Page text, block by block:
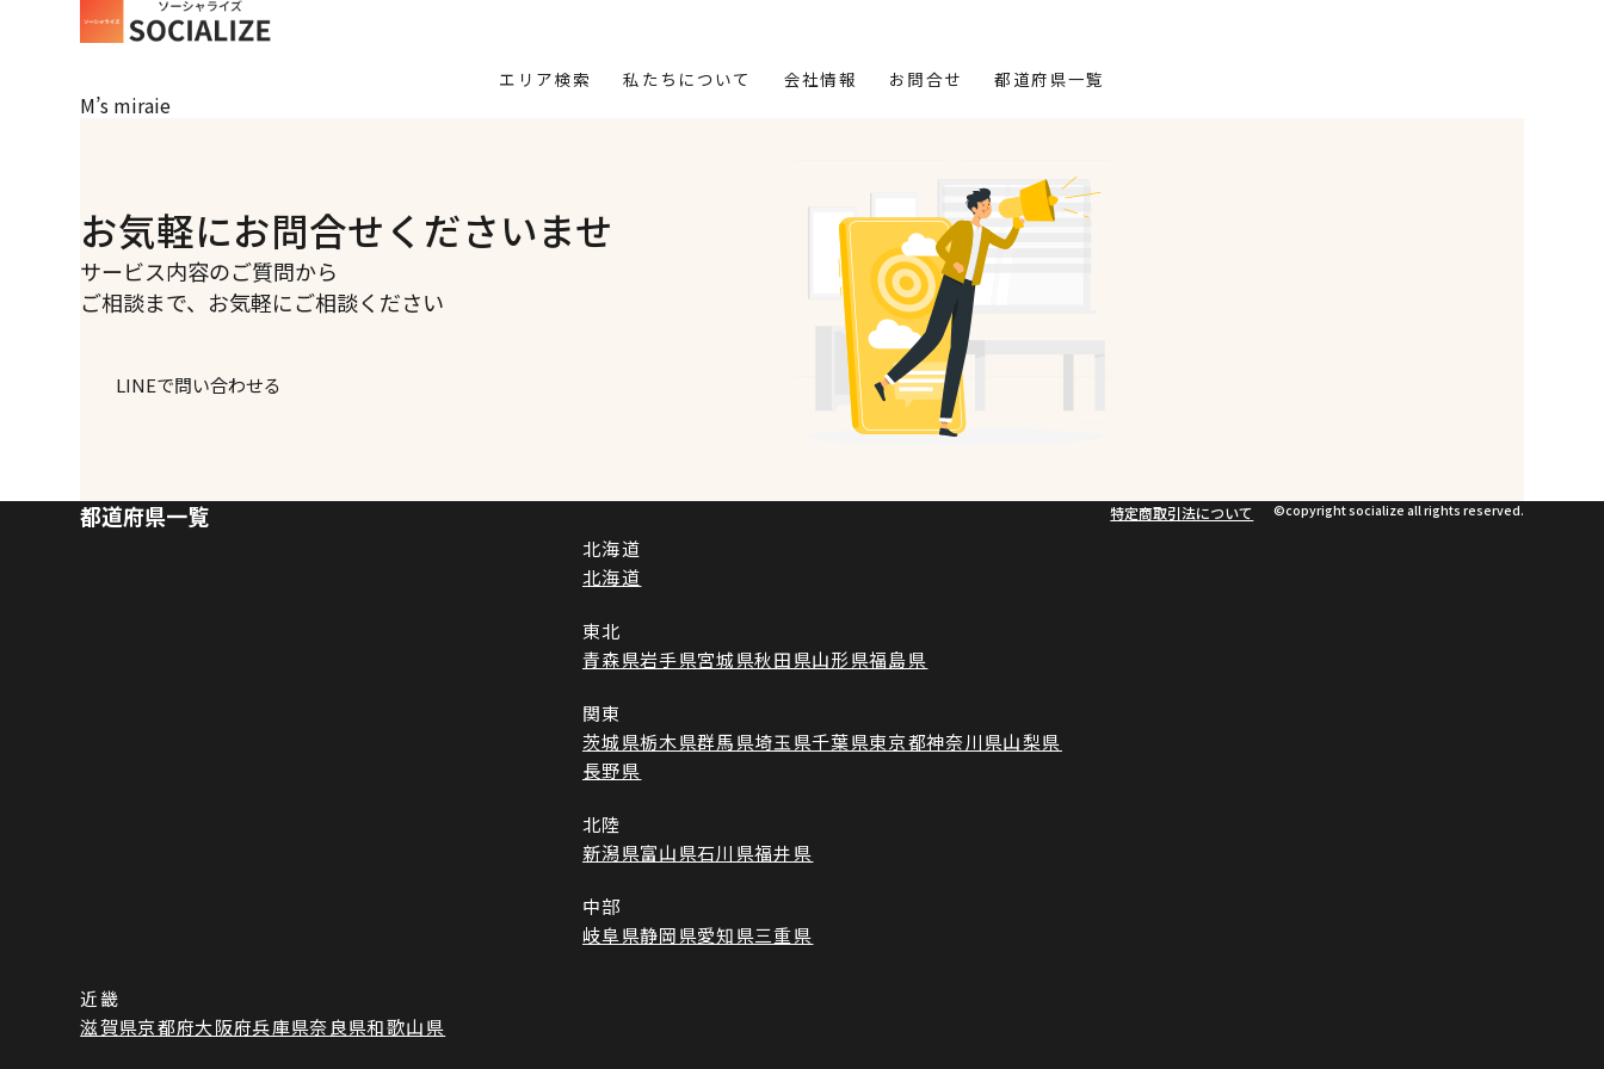
エリア検索 私たちについて 会社情報 お問合せ 都道府県一覧
M’s miraie
お気軽にお問合せくださいませ
サービス内容のご質問から
ご相談まで、お気軽にご相談ください
LINEで問い合わせる
都道府県一覧
北海道
北海道
東北
青森県岩手県宮城県秋田県山形県福島県
関東
茨城県栃木県群馬県埼玉県千葉県東京都神奈川県山梨県
長野県
北陸
新潟県富山県石川県福井県
中部
岐阜県静岡県愛知県三重県
近畿
滋賀県京都府大阪府兵庫県奈良県和歌山県
特定商取引法について ©︎copyright socialize all rights reserved.